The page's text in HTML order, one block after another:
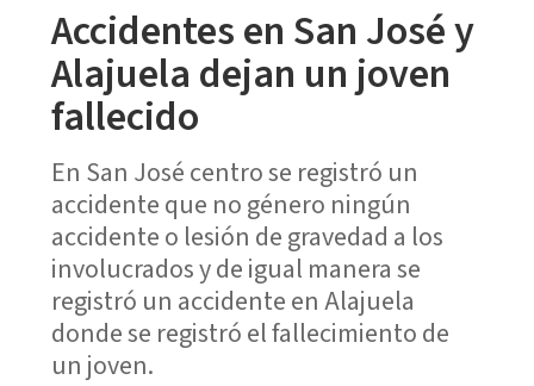
Accidentes en San José y
Alajuela dejan un joven
fallecido
En San José centro se registró un
accidente que no género ningún
accidente o lesión de gravedad a los
involucrados y de igual manera se
registró un accidente en Alajuela
donde se registró el fallecimiento de
un joven.